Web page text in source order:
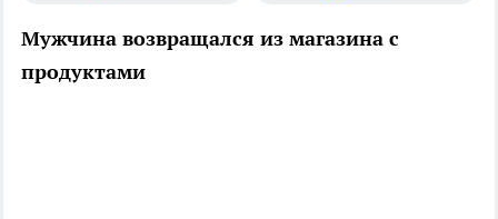
Мужчина возвращался из магазина с
продуктами